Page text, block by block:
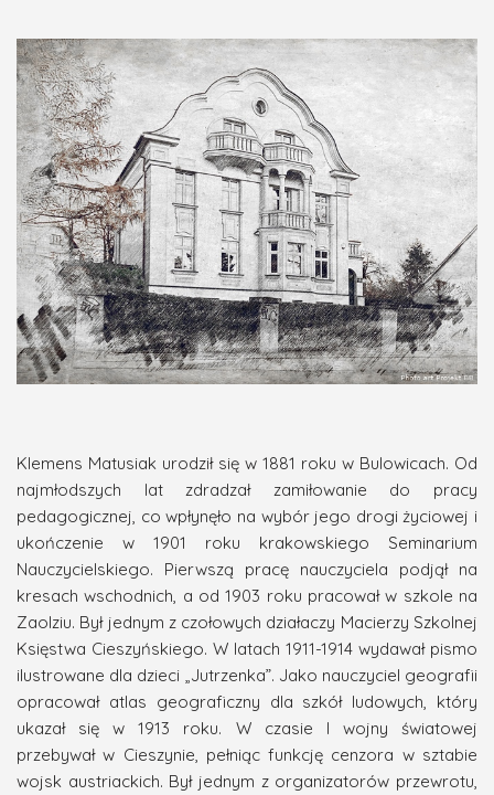
Klemens Matusiak urodził się w 1881 roku w Bulowicach. Od
najmłodszych lat zdradzał zamiłowanie do pracy
pedagogicznej, co wpłynęło na wybór jego drogi życiowej i
ukończenie w 1901 roku krakowskiego Seminarium
Nauczycielskiego. Pierwszą pracę nauczyciela podjął na
kresach wschodnich, a od 1903 roku pracował w szkole na
Zaolziu. Był jednym z czołowych działaczy Macierzy Szkolnej
Księstwa Cieszyńskiego. W latach 1911-1914 wydawał pismo
ilustrowane dla dzieci „Jutrzenka”. Jako nauczyciel geografii
opracował atlas geograficzny dla szkół ludowych, który
ukazał się w 1913 roku. W czasie I wojny światowej
przebywał w Cieszynie, pełniąc funkcję cenzora w sztabie
wojsk austriackich. Był jednym z organizatorów przewrotu,